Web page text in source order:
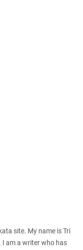
site. My name is Tri
am a writer who has